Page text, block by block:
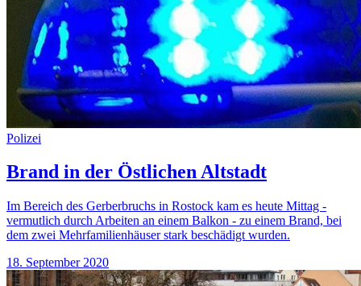
Polizei
Brand in der Östlichen Altstadt
Im Bereich des Gerberbruchs in Rostock kam es heute Mittag -
vermutlich durch Arbeiten an einem Balkon - zu einem Brand, bei
dem zwei Mehrfamilienhäuser stark beschädigt wurden.
18. September 2020